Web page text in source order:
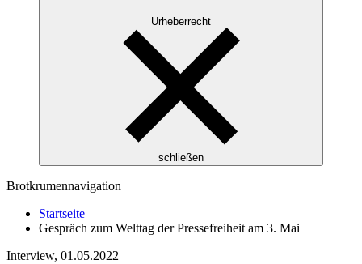
Urheberrecht
schließen
Brotkrumennavigation
Startseite
Gespräch zum Welttag der Pressefreiheit am 3. Mai
Interview, 01.05.2022